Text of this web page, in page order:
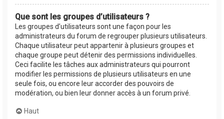
Que sont les groupes d’utilisateurs ?
Les groupes d’utilisateurs sont une façon pour les
administrateurs du forum de regrouper plusieurs utilisateurs.
Chaque utilisateur peut appartenir à plusieurs groupes et
chaque groupe peut détenir des permissions individuelles.
Ceci facilite les tâches aux administrateurs qui pourront
modifier les permissions de plusieurs utilisateurs en une
seule fois, ou encore leur accorder des pouvoirs de
modération, ou bien leur donner accès à un forum privé.
Haut